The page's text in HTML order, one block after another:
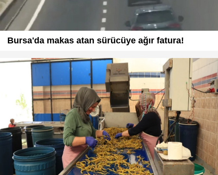
Bursa'da makas atan sürücüye ağır fatura!